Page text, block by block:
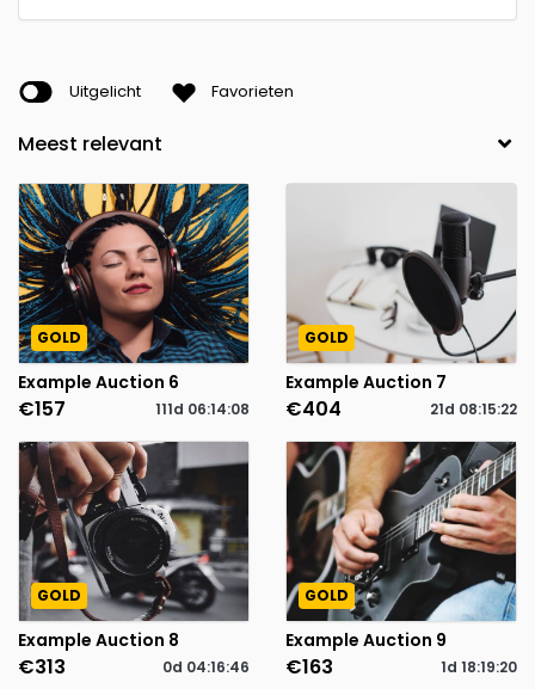
Uitgelicht Favorieten
GOLD
Example Auction 6
€157 111d 06:14:08
GOLD
Example Auction 7
€404 21d 08:15:22
GOLD
Example Auction 8
€313 0d 04:16:46
GOLD
Example Auction 9
€163 1d 18:19:20